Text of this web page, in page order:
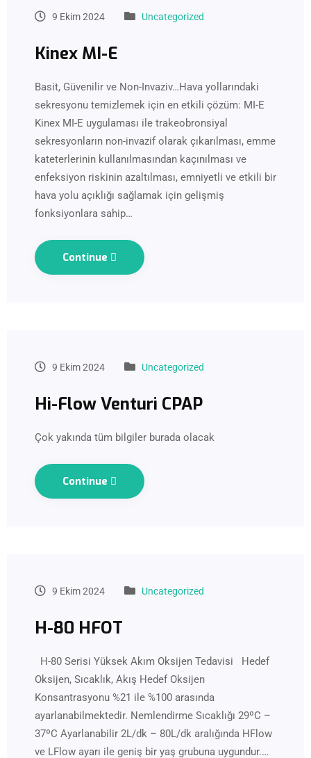
9 Ekim 2024 Uncategorized
Kinex MI-E
Basit, Güvenilir ve Non-Invaziv…Hava yollarındaki
sekresyonu temizlemek için en etkili çözüm: MI-E
Kinex MI-E uygulaması ile trakeobronsiyal
sekresyonların non-invazif olarak çıkarılması, emme
kateterlerinin kullanılmasından kaçınılması ve
enfeksiyon riskinin azaltılması, emniyetli ve etkili bir
hava yolu açıklığı sağlamak için gelişmiş
fonksiyonlara sahip…
Continue
9 Ekim 2024 Uncategorized
Hi-Flow Venturi CPAP
Çok yakında tüm bilgiler burada olacak
Continue
9 Ekim 2024 Uncategorized
H-80 HFOT
H-80 Serisi Yüksek Akım Oksijen Tedavisi Hedef
Oksijen, Sıcaklık, Akış Hedef Oksijen
Konsantrasyonu %21 ile %100 arasında
ayarlanabilmektedir. Nemlendirme Sıcaklığı 29ºC –
37ºC Ayarlanabilir 2L/dk – 80L/dk aralığında HFlow
ve LFlow ayarı ile geniş bir yaş grubuna uygundur.…